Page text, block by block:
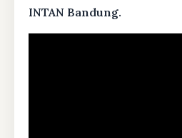
INTAN Bandung.